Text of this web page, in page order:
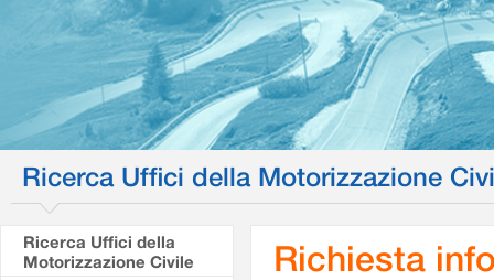
Ricerca Uffici della Motorizzazione
Ricerca Uffici della
Motorizzazione Civile
Richiesta